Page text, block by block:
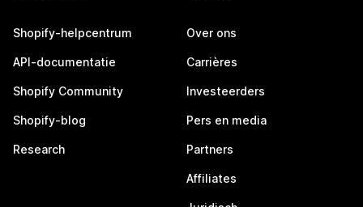
Shopify-helpcentrum
API-documentatie
Shopify Community
Shopify-blog
Research
Over ons
Carrières
Investeerders
Pers en media
Partners
Affiliates